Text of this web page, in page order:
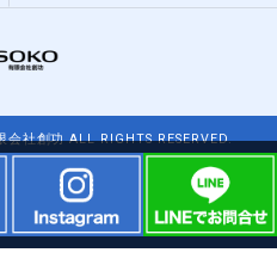
社創功 ALL RIGHTS RESERVED.